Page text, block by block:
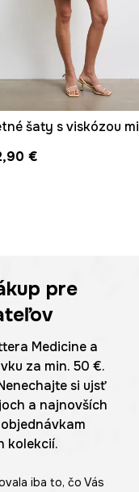
€
pre
Medicine a
za min. 50 €.
si ujsť
a najnovších
kolekcií.
iba to, čo Vás